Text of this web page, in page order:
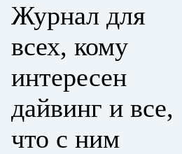
Журнал для
всех, кому
интересен
дайвинг и все,
что с ним